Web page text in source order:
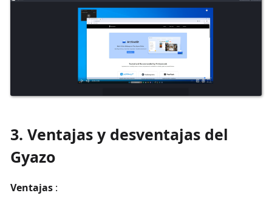
3. Ventajas y desventajas del
Gyazo
Ventajas :